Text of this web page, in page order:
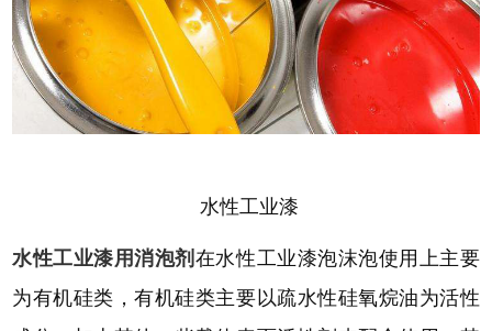
水性工业漆
水性工业漆用消泡剂 在水性工业漆泡沫泡使用上主要
为有机硅类，有机硅类主要以疏水性硅氧烷油为活性